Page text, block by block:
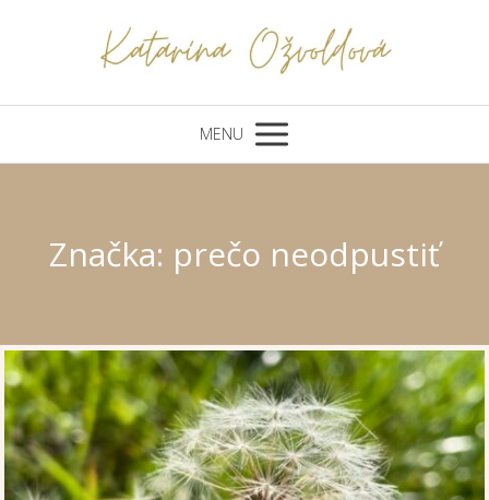
MENU
Značka: prečo neodpustiť